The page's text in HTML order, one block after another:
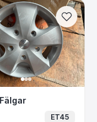
740 940
ET45